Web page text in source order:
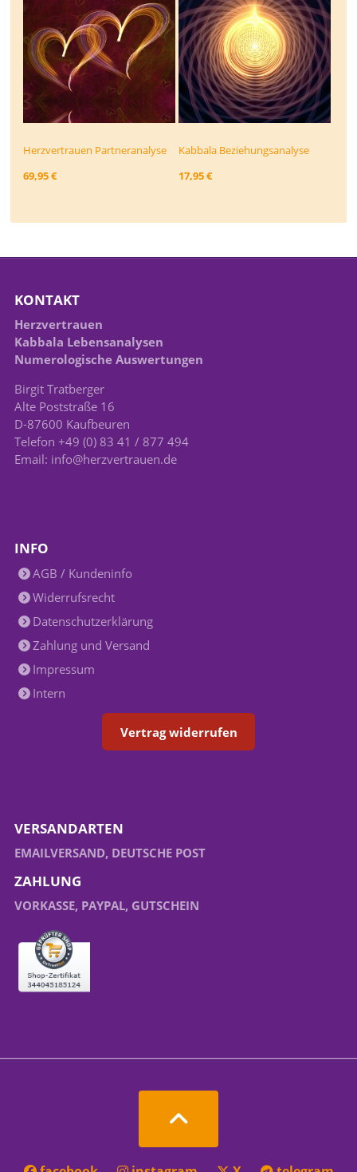
Herzvertrauen Partneranalyse
69,95 €
Kabbala Beziehungs­analyse
17,95 €
KONTAKT
Herzvertrauen
Kabbala Lebensanalysen
Numerologische Auswertungen
Birgit Tratberger
Alte Poststraße 16
D-87600 Kaufbeuren
Telefon +49 (0) 83 41 / 877 494
Email: info@herzvertrauen.de
INFO
AGB / Kundeninfo
Widerrufsrecht
Datenschutzerklärung
Zahlung und Versand
Impressum
Intern
Vertrag widerrufen
VERSANDARTEN
EMAILVERSAND, DEUTSCHE POST
ZAHLUNG
VORKASSE, PAYPAL, GUTSCHEIN